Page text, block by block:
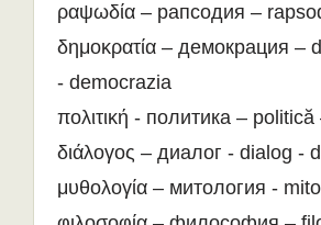
ραψωδία – рапсодия –
δημοκρατία – демокрация
- democrazia
πολιτική - политика –
διάλογος – диалог - dialog -
μυθολογία – митология -